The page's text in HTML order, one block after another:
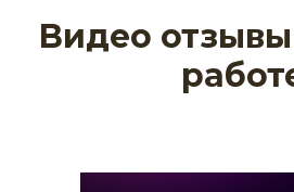
Видео